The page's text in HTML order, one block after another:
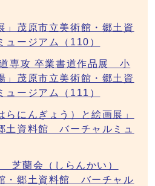
」茂原市立美術館・郷土資
ージアム（110）
道専攻 卒業書道作品展 小
」茂原市立美術館・郷土資
ージアム（111）
らにんぎょう）と絵画展」
土資料館 バーチャルミュ
芝蘭会（しらんかい）
・郷土資料館 バーチャル